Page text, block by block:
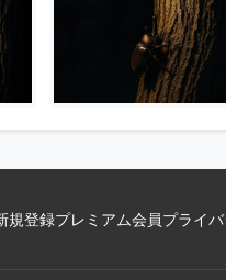
規登録プレミアム会員プライ